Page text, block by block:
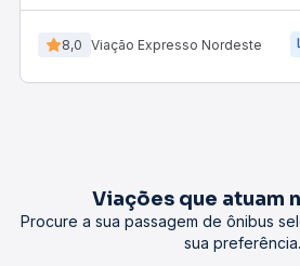
8,0 Viação Expresso Nordeste
Viações que atuam
Procure a sua passagem de ônibus
sua preferência.